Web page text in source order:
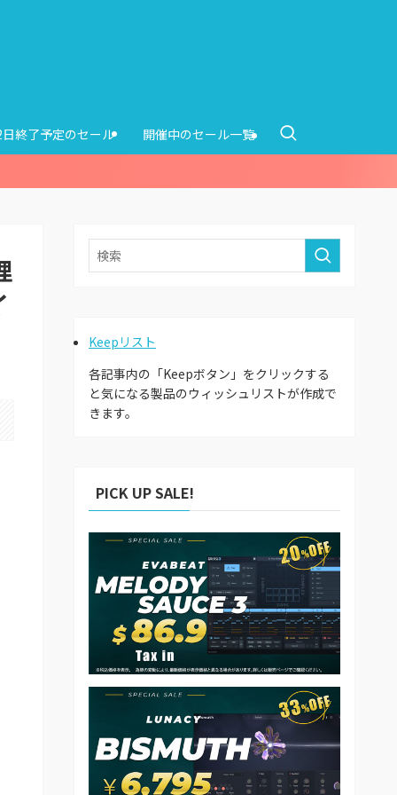
終了予定のセール 開催中のセール一覧
Keepリスト
各記事内の「Keepボタン」をクリックする
と気になる製品のウィッシュリストが作成で
きます。
PICK UP SALE!